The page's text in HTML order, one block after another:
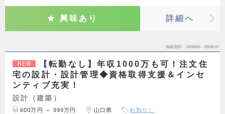
興味あり 詳細へ
掲載期間 26/08/06～26/08/19
NEW
【転勤なし】年収1000万も可！注文住
宅の設計・設計管理◆資格取得支援＆インセ
ンティブ充実！
設計（建築）
600万円 ～ 999万円 山口県 転勤なし